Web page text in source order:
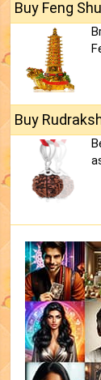
Buy Feng
Buy